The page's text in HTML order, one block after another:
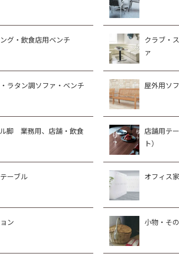
グ・飲食店用ベンチ
クラブ・
ァ
ラタン調ソファ・ベンチ 屋外用ソ
脚 業務用、店舗・飲食
店舗用テ
ト）
ーブル オフィス
ン 小物・そ